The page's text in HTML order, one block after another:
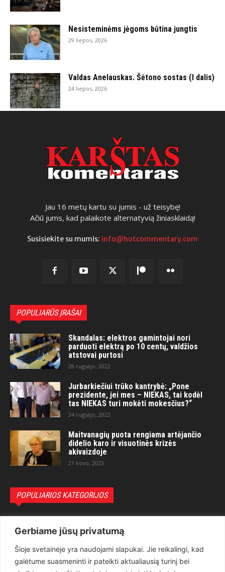
Gerbiame jūsų privatumą
Šioje svetainėje yra naudojami slapukai. Jie reikalingi, kad
galėtume suasmeninti ir pateikti aktualiausią turinį bei
Nesisteminėms jėgoms būtina jungtis
29 liepos, 2026
Valdas Anelauskas. Šėtono sostas (I dalis)
24 liepos, 2026
Jau 16 metų kartu su jumis - už teisybę!
Ačiū jums, kad palaikote alternatyvią žiniasklaidą!
Susisiekite su mumis: info@hotcommentary.com
POPULIARŪS ĮRAŠAI
Skandalas: elektros gamintojai nori
parduoti elektrą po 10 centų, valdžios
atstovai purtosi
28 rugsėjo, 2022
Jurbarkiečiui trūko kantrybė: „Pone
prezidente, jei mes – NIEKAS, tai kodėl
tas NIEKAS turi mokėti mokesčius?“
24 rugsėjo, 2022
Maitvanagių puota rengiama artėjančio
didelio karo ir visuotinės krizės
akivaizdoje
21 kovo, 2023
POPULIARIOS KATEGORIJOS
Teisėsauga
1497
Aktualu